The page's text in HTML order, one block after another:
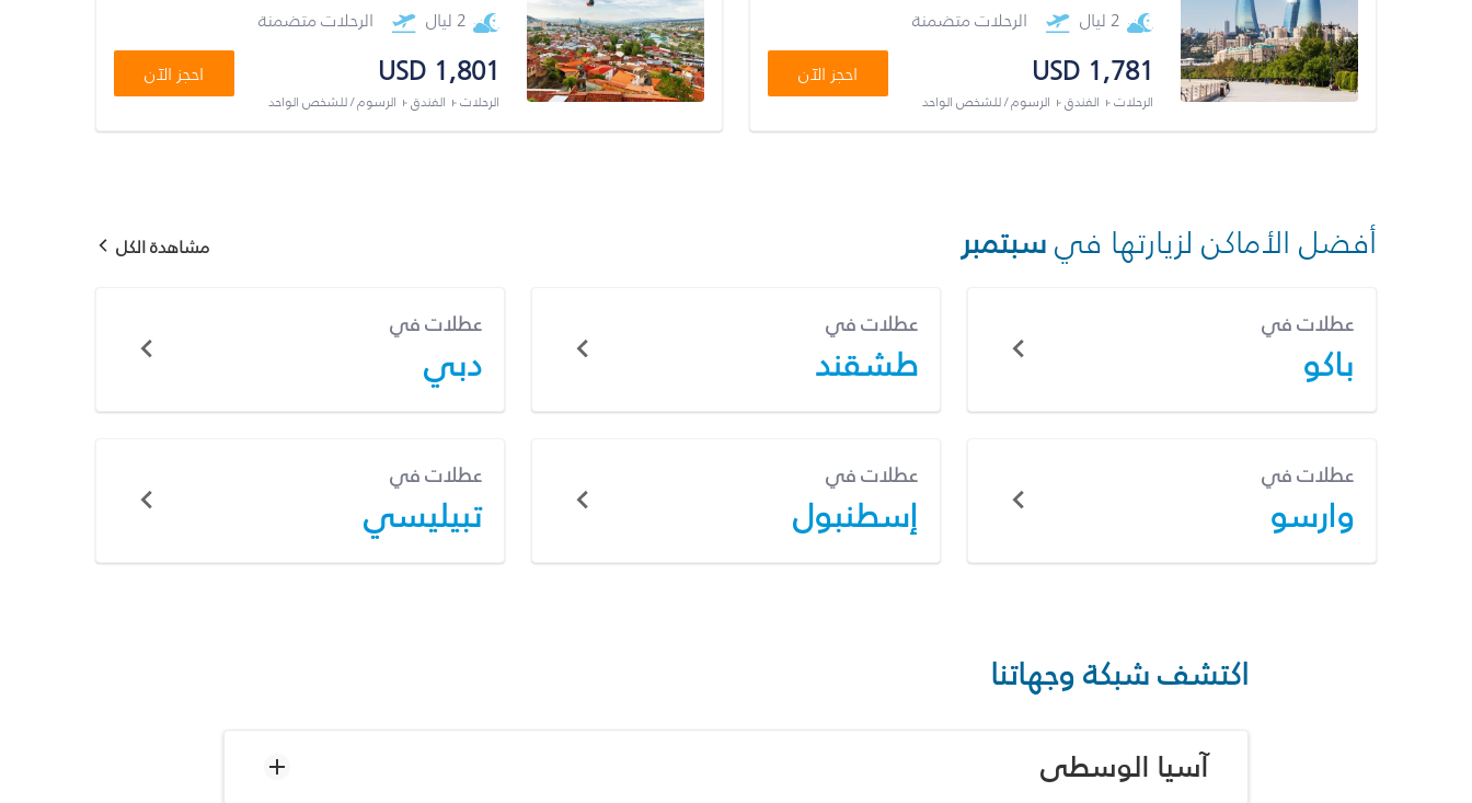
2 ليال الرحلات متضمنة
USD 1,781
الرحلات + الفندق + الرسوم / للشخص الواحد
احجز الآن
2 ليال الرحلات متضمنة
USD 1,801
الرحلات + الفندق + الرسوم / للشخص الواحد
احجز الآن
أفضل الأماكن لزيارتها فيسبتمبر مشاهدة الكل
عطلات في
باكو
عطلات في
طشقند
عطلات في
دبي
عطلات في
وارسو
عطلات في
إسطنبول
عطلات في
تبيليسي
اكتشف شبكة وجهاتنا
آسيا الوسطى